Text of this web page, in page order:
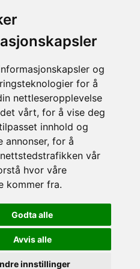
og
for å
nettleseropplevelse
vårt, for å vise deg
innhold og
annonser, for å
vår
hvor våre
kommer fra.
Godta alle
Avvis alle
innstillinger
museum og illustrerer
utstillinger og
den eventyrlystne
Enten du søker kulturell
eller unike
autentiske og varige
Husk at du kan når som helst
at reCAPTCHA, Google
Gruppen.
- All Rights